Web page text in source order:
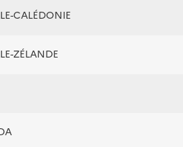
CALÉDONIE
ZÉLANDE